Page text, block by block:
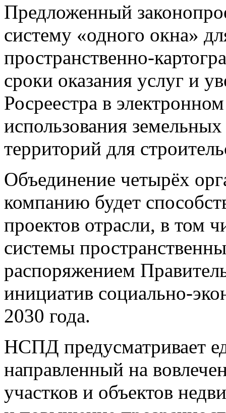
Предложенный
систему «одного окна»
пространственно-
сроки оказания услуг и
Росреестра в
использования
территорий для
Объединение четырёх
компанию будет
проектов отрасли, в том
системы
распоряжением
инициатив социально-
2030 года.
НСПД предусматривает
направленный на
участков и объектов